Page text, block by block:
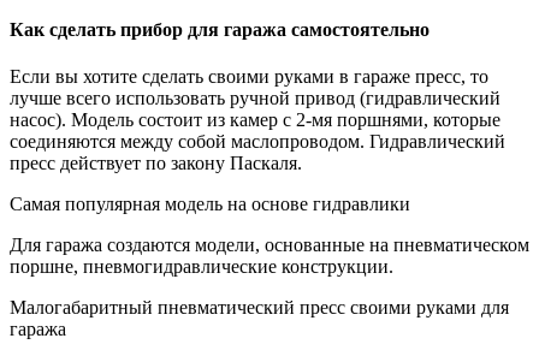
Как сделать прибор для гаража самостоятельно
Если вы хотите сделать своими руками в гараже пресс, то
лучше всего использовать ручной привод (гидравлический
насос). Модель состоит из камер с 2-мя поршнями, которые
соединяются между собой маслопроводом. Гидравлический
пресс действует по закону Паскаля.
Самая популярная модель на основе гидравлики
Для гаража создаются модели, основанные на пневматическом
поршне, пневмогидравлические конструкции.
Малогабаритный пневматический пресс своими руками для
гаража